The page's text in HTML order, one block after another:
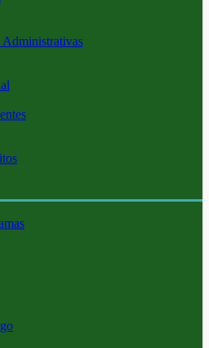
Administrativas